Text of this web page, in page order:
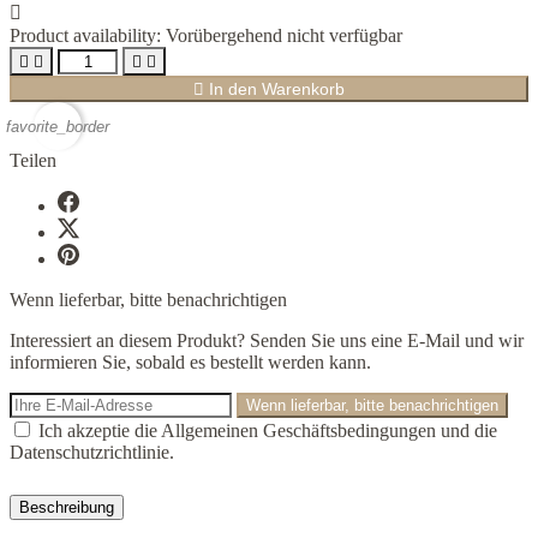

Product availability: Vorübergehend nicht verfügbar
   
 In den Warenkorb
favorite_border
Teilen
Wenn lieferbar, bitte benachrichtigen
Interessiert an diesem Produkt? Senden Sie uns eine E-Mail und wir
informieren Sie, sobald es bestellt werden kann.
Wenn lieferbar, bitte benachrichtigen
Ich akzeptie die Allgemeinen Geschäftsbedingungen und die
Datenschutzrichtlinie.
Beschreibung